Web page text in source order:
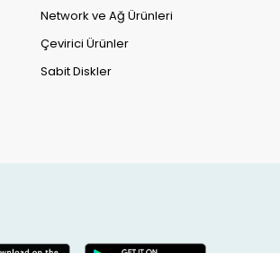
Network ve Ağ Ürünleri
Çevirici Ürünler
Sabit Diskler